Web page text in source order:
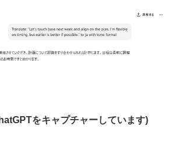
をキャプチャーしています)